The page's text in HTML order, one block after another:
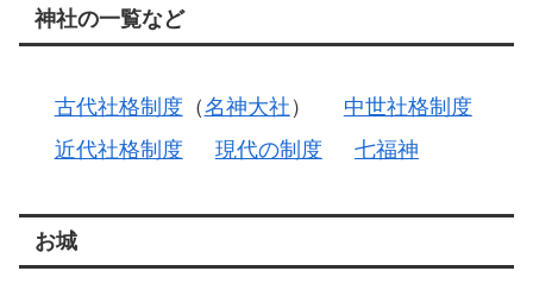
神社の一覧など
古代社格制度 （名神大社 ）
中世社格制度
近代社格制度
現代の制度 七福神
お城